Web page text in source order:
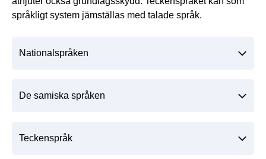
språkligt system jämställas med talade språk.
Nationalspråken
De samiska språken
Teckenspråk